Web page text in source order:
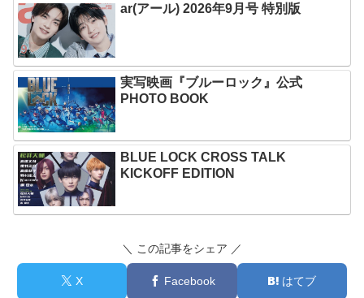
ar(アール) 2026年9月号 特別版
実写映画『ブルーロック』公式
PHOTO BOOK
BLUE LOCK CROSS TALK
KICKOFF EDITION
＼ この記事をシェア ／
X Facebook はてブ